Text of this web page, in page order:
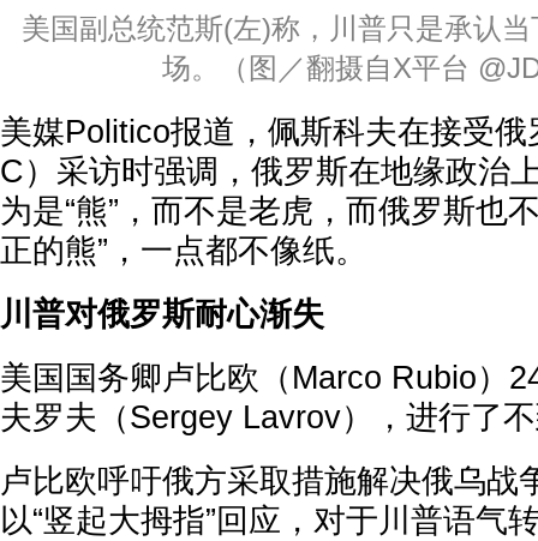
美国副总统范斯(左)称，川普只是承认
场。（图／翻摄自X平台
美媒Politico报道，佩斯科夫在接受
C）采访时强调，俄罗斯在地缘政治
为是“熊”，而不是老虎，而俄罗斯也
正的熊”，一点都不像纸。
川普对俄罗斯耐心渐失
美国国务卿卢比欧（Marco Rubio）
夫罗夫（Sergey Lavrov），进行了
卢比欧呼吁俄方采取措施解决俄乌战
以“竖起大拇指”回应，对于川普语气